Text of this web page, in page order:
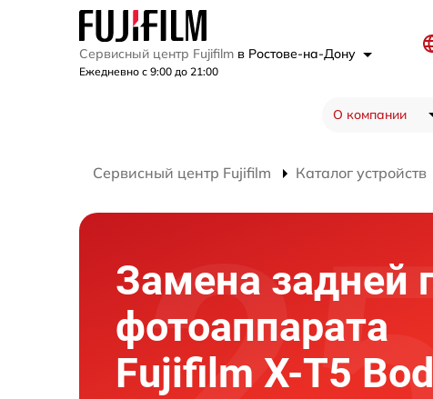
Сервисный центр Fujifilm в Ростове-на-Дону
Ежедневно с 9:00 до 21:00
О компании
Сервисный центр Fujifilm Каталог устройств
Замена задней
фотоаппарата
Fujifilm X-T5